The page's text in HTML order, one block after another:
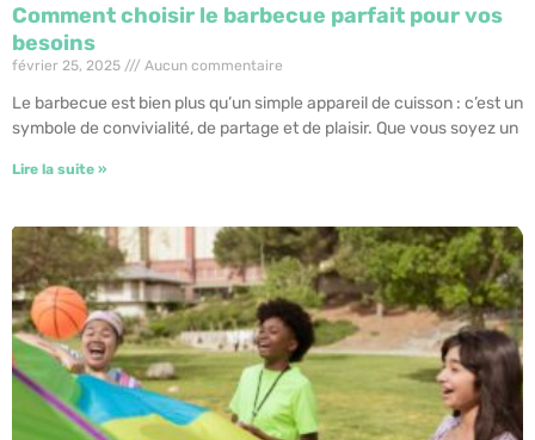
Comment choisir le barbecue parfait pour vos
besoins
février 25, 2025 Aucun commentaire
Le barbecue est bien plus qu’un simple appareil de cuisson : c’est un
symbole de convivialité, de partage et de plaisir. Que vous soyez un
Lire la suite »